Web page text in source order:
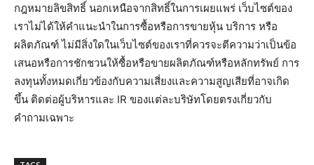
กฎหมายลิขสิทธิ์ นอกเหนือจากสิทธิ์ในการเผยแพร่ เว็บไซต์ของ
เราไม่ได้ให้คำแนะนำในการซื้อหรือการขายหุ้น บริการ หรือ
ผลิตภัณฑ์ ไม่มีสิ่งใดในเว็บไซต์ของเราที่ควรจะตีความว่าเป็นข้อ
เสนอหรือการชักชวนให้ซื้อหรือขายผลิตภัณฑ์หรือหลักทรัพย์ การ
ลงทุนทั้งหมดเกี่ยวข้องกับความเสี่ยงและความสูญเสียที่อาจเกิด
ขึ้น ติดต่อผู้บริหารและ IR ของแต่ละบริษัทโดยตรงเกี่ยวกับ
คำถามเฉพาะ